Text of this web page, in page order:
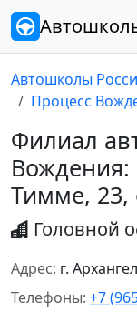
Автошколы
Процесс
Филиал
Вождения:
Тимме, 23,
Головной
Адрес: г.
Телефоны: +7